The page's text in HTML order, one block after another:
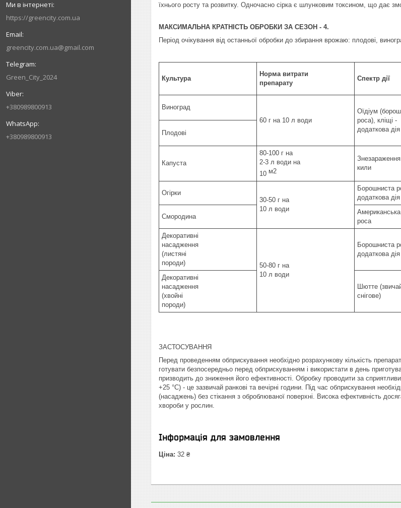
https://greencity.com.ua
greencity.com.ua@gmail.com
Green_City_2024
+380989800913
+380989800913
їхнього росту та розвитку. Одночасно сірка є шлунковим токсином, що дає
МАКСИМАЛЬНА КРАТНІСТЬ ОБРОБКИ ЗА СЕЗОН - 4.
Період очікування від останньої обробки до збирання врожаю: плодові,
Культура
Норма витрати
препарату
Спектр дії
Виноград
60 г на 10 л води
Оїдіум
роса), кліщі -
додаткова дія
Плодові
Капуста
80-100 г на
2-3 л води на
10 м2
кили
Огірки
30-50 г на
10 л води
Борошниста
додаткова дія
Смородина
роса
Декоративні
насадження
(листяні
породи)
50-80 г на
10 л води
Борошниста
додаткова дія
Декоративні
насадження
(хвойні
породи)
Шютте
снігове)
ЗАСТОСУВАННЯ
Перед проведенням обприскування необхідно розрахункову кількість
готувати безпосередньо перед обприскуванням і використати в день
призводить до зниження його ефективності. Обробку проводити за
+25 °С) - це зазвичай ранкові та вечірні години. Під час обприскування
(насаджень) без стікання з оброблюваної поверхні. Висока ефективність
хвороби у рослин.
Інформація для замовлення
Ціна: 32 ₴